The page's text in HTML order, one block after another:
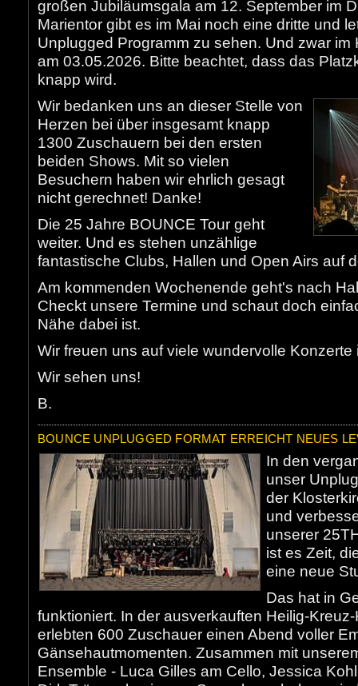
großen Jubiläumsgala am 12. September im
Marientor gibt es im Mai noch eine dritte und
Unplugged Programm zu sehen. Und zwar im
am 03.05.2026. Bitte beachtet, dass das
knapp wird.
Wir bedanken uns an dieser Stelle von
Herzen bei über insgesamt knapp
1300 Zuschauern bei den ersten
beiden Shows. Mit so vielen
Besuchern haben wir ehrlich gesagt
nicht gerechnet! Danke!
Die 25 Jahre BOUNCE Tour geht
weiter. Und es stehen unzählige
fantastische Clubs, Hallen und Open Airs auf
Am kommenden Wochenende geht's nach
Checkt unsere Termine und schaut doch
Nähe dabei ist.
Wir freuen uns auf viele wundervolle Konzerte
Wir sehen uns!
B.
BOUNCE UNPLUGGED FORMAT ERREICHT NEUES
In den
unser
der
und
unserer
ist es Zeit,
eine neue
Das hat in
funktioniert. In der ausverkauften Heilig-
erlebten 600 Zuschauer einen Abend voller
Gänsehautmomenten. Zusammen mit
Ensemble - Luca Gilles am Cello, Jessica